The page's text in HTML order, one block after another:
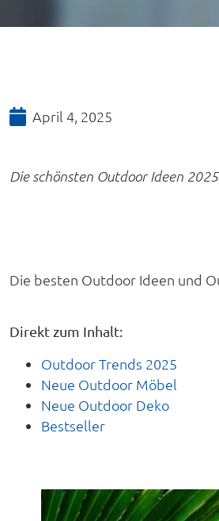
April 4, 2025
Die schönsten Outdoor Ideen
Die besten Outdoor Ideen und
Direkt zum Inhalt:
Outdoor Trends 2025
Neue Outdoor Möbel
Neue Outdoor Deko
Bestseller